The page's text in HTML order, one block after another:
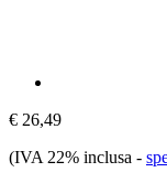
€ 26,49
(IVA 22% inclusa -